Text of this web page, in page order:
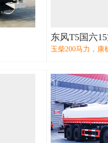
东风T5国六
玉柴200马力，康